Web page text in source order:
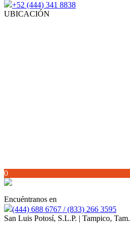
+52 (444) 341 8838
UBICACIÓN
0
Encuéntranos en
(444) 688 6767 / (833) 266 3595
San Luis Potosí, S.L.P. | Tampico, Tam.